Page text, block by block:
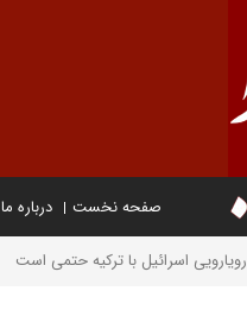
صفحه نخست درباره ما
رویارویی اسرائیل با ترکیه حتمی است